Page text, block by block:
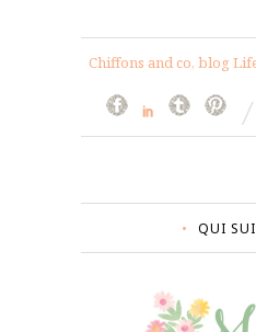
Chiffons and co, blog
QUI